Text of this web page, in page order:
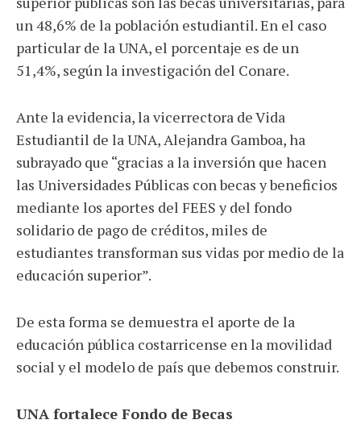
un 48,6% de la población estudiantil. En el caso
particular de la UNA, el porcentaje es de un
51,4%, según la investigación del Conare.
Ante la evidencia, la vicerrectora de Vida
Estudiantil de la UNA, Alejandra Gamboa, ha
subrayado que “gracias a la inversión que hacen
las Universidades Públicas con becas y beneficios
mediante los aportes del FEES y del fondo
solidario de pago de créditos, miles de
estudiantes transforman sus vidas por medio de la
educación superior”.
De esta forma se demuestra el aporte de la
educación pública costarricense en la movilidad
social y el modelo de país que debemos construir.
UNA fortalece Fondo de Becas